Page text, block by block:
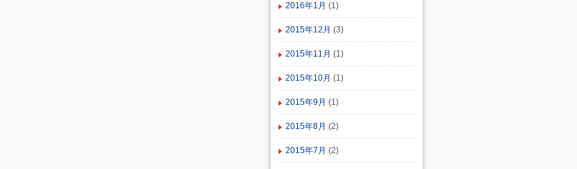
2016年1月 (1)
2015年12月 (3)
2015年11月 (1)
2015年10月 (1)
2015年9月 (1)
2015年8月 (2)
2015年7月 (2)